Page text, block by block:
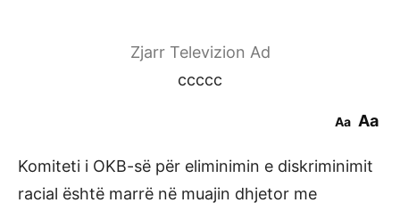
Zjarr Televizion Ad
ccccc
Aa Aa
Komiteti i OKB-së për eliminimin e diskriminimit
racial është marrë në muajin dhjetor me